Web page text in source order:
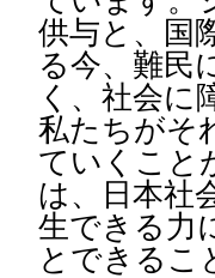
供与と、国
る今、難民
く、社会に
私たちがそ
ていくこと
は、日本社
生できる力
とできるこ